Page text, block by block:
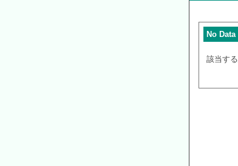
No Data
該当す